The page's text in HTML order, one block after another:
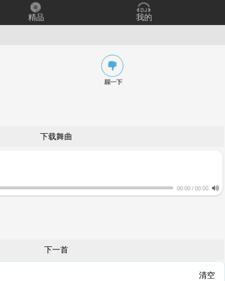
精品 我的
下载舞曲
00:00 / 00:00
下一首
清空